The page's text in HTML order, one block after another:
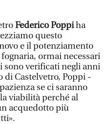
Federico Poppiha
questo
e il potenziamento
ormai necessari
sono verificati negli anni
di Castelvetro, Poppi -
se ci saranno
viabilità perché al
acquedotto più